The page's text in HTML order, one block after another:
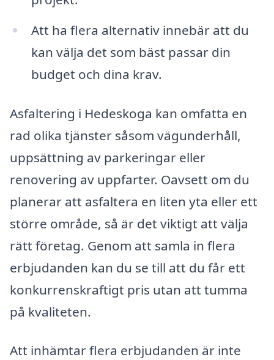
Att ha flera alternativ innebär att du
kan välja det som bäst passar din
budget och dina krav.
Asfaltering i Hedeskoga kan omfatta en
rad olika tjänster såsom vägunderhåll,
uppsättning av parkeringar eller
renovering av uppfarter. Oavsett om du
planerar att asfaltera en liten yta eller ett
större område, så är det viktigt att välja
rätt företag. Genom att samla in flera
erbjudanden kan du se till att du får ett
konkurrenskraftigt pris utan att tumma
på kvaliteten.
Att inhämtar flera erbjudanden är inte